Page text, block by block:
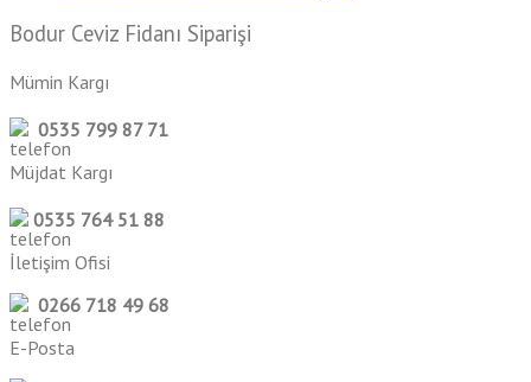
Bodur Ceviz Fidanı Siparişi
Mümin Kargı
0535 799 87 71
Müjdat Kargı
0535 764 51 88
İletişim Ofisi
0266 718 49 68
E-Posta